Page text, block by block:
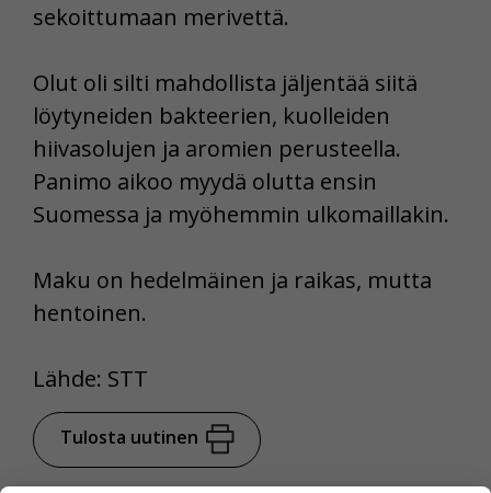
sekoittumaan merivettä.
Olut oli silti mahdollista jäljentää siitä
löytyneiden bakteerien, kuolleiden
hiivasolujen ja aromien perusteella.
Panimo aikoo myydä olutta ensin
Suomessa ja myöhemmin ulkomaillakin.
Maku on hedelmäinen ja raikas, mutta
hentoinen.
Lähde: STT
Tulosta uutinen